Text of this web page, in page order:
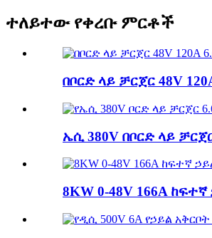
ተለይተው የቀረቡ ምርቶች
በቦርድ ላይ ቻርጀር 48V
ኤሲ 380V በቦርድ ላይ
8KW 0-48V 166A ከፍተኛ